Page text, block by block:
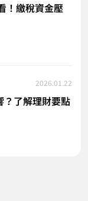
！繳稅資金壓
2026.01.22
？了解理財要點